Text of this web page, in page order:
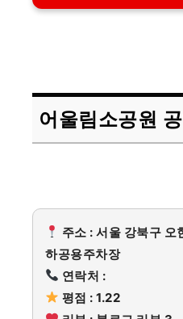
어울림소공원
주소 : 서울 강북구
하공용주차장
연락처 :
평점 : 1.22